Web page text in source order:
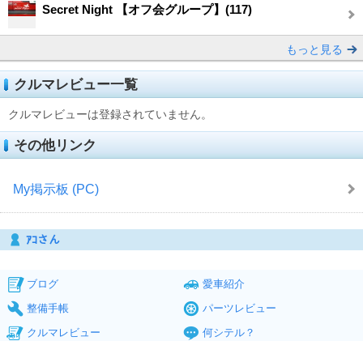
Secret Night 【オフ会グループ】(117)
もっと見る
クルマレビュー一覧
クルマレビューは登録されていません。
その他リンク
My掲示板 (PC)
ｱｺさん
ブログ
愛車紹介
整備手帳
パーツレビュー
クルマレビュー
何シテル？